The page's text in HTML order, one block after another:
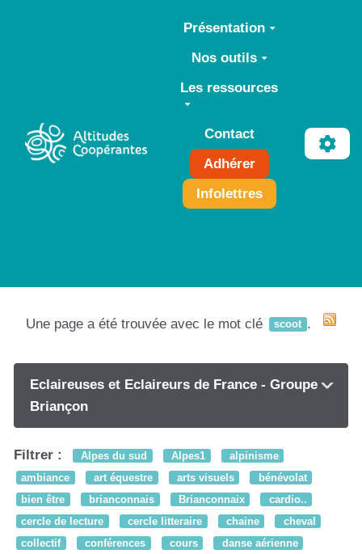
Aller au contenu principal
Présentation
Nos outils
Les ressources
Contact
Adhérer
Infolettres
Une page a été trouvée avec le mot clé scoot .
Eclaireuses et Eclaireurs de France - Groupe
Briançon
Filtrer : Alpes du sud Alpes1
alpinisme
ambiance
art équestre arts visuels
bénévolat
bien être
brianconnais Brianconnaix
cardio..
cercle de lecture
cercle litteraire chaine
cheval
collectif
conférences cours
danse aérienne